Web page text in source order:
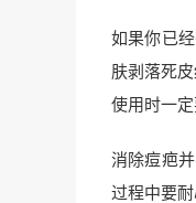
如果你已
肤剥落死
使用时一定
消除痘疤
过程中要